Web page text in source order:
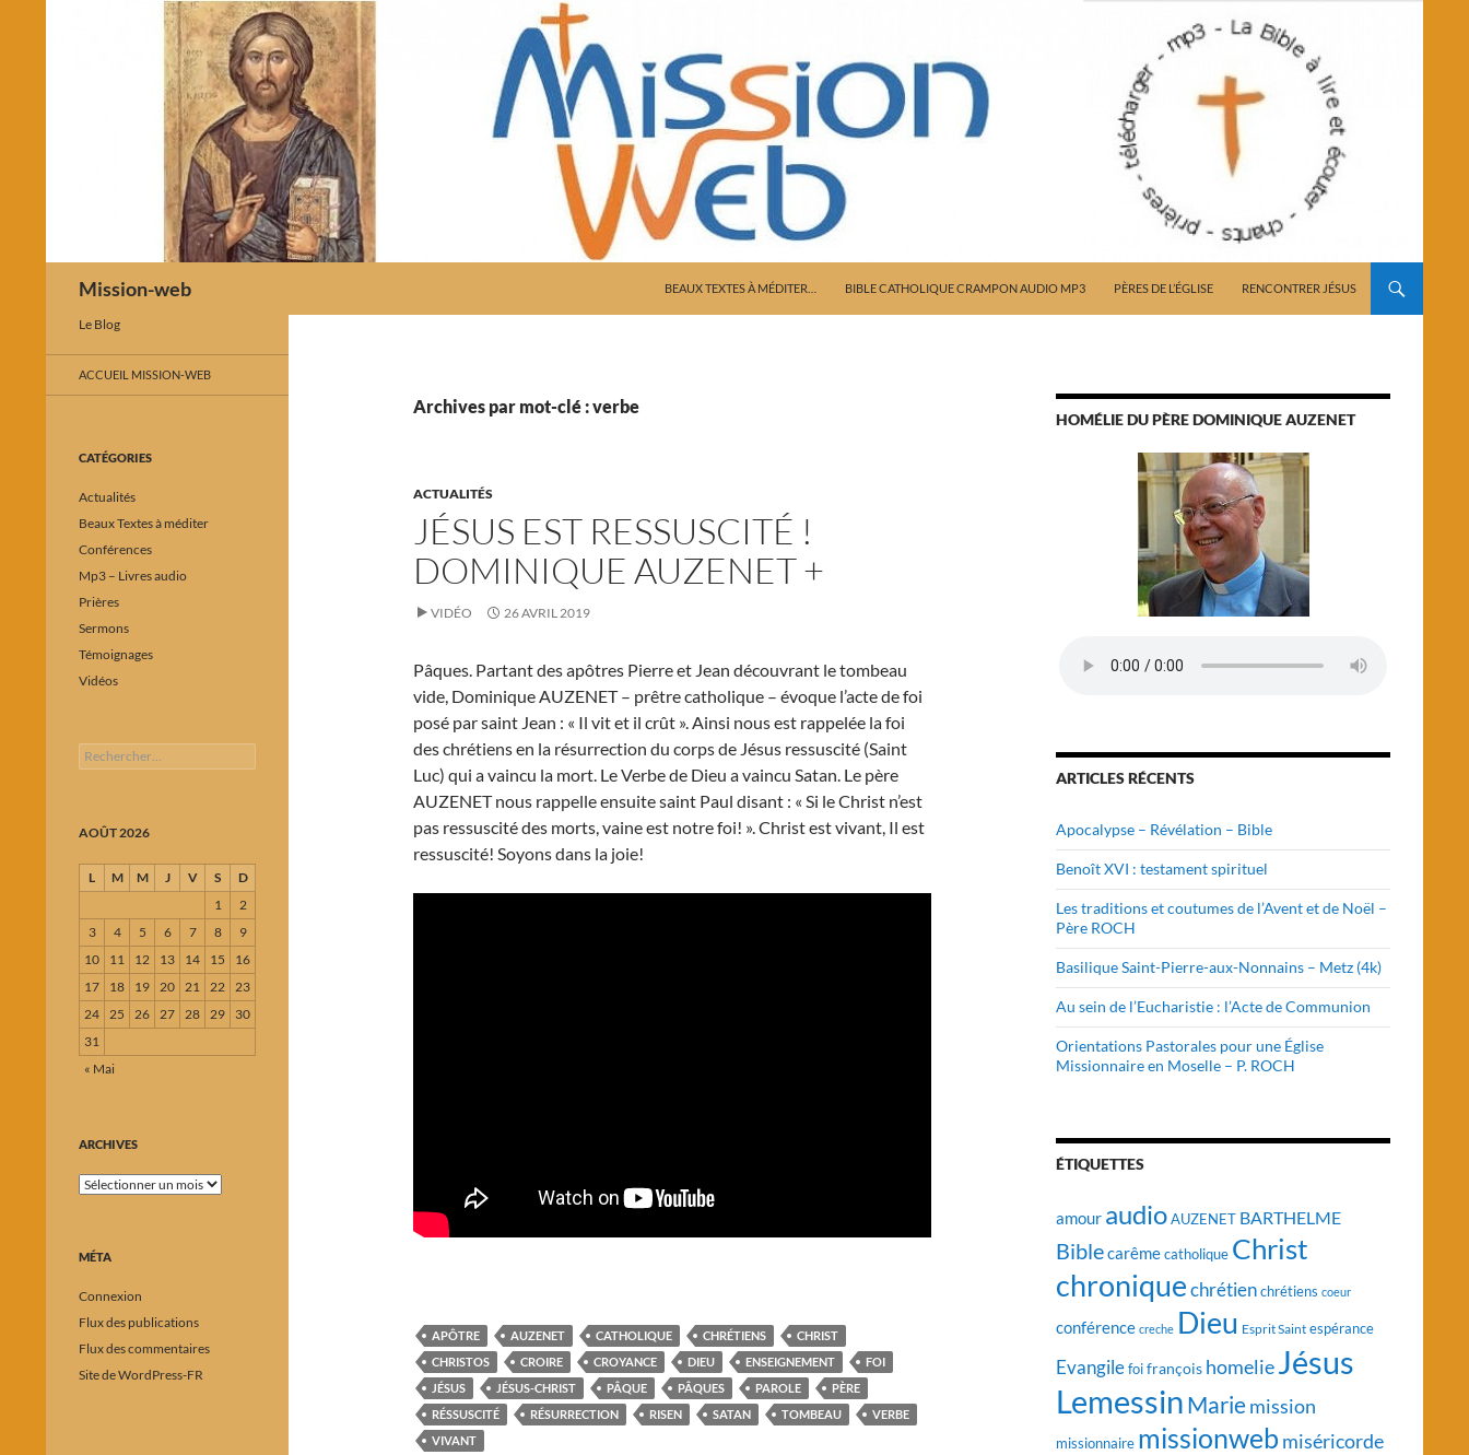
Mission-web
BEAUX TEXTES À MÉDITER…
BIBLE CATHOLIQUE CRAMPON AUDIO MP3 PÈRES DE L’ÉGLISE RENCONTRER JÉSUS
Archives par mot-clé : verbe
ACTUALITÉS
JÉSUS EST RESSUSCITÉ !
DOMINIQUE AUZENET +
VIDÉO 26 AVRIL 2019
Pâques. Partant des apôtres Pierre et Jean découvrant le tombeau
vide, Dominique AUZENET – prêtre catholique – évoque l’acte de foi
posé par saint Jean : « Il vit et il crût ». Ainsi nous est rappelée la foi
des chrétiens en la résurrection du corps de Jésus ressuscité (Saint
Luc) qui a vaincu la mort. Le Verbe de Dieu a vaincu Satan. Le père
AUZENET nous rappelle ensuite saint Paul disant : « Si le Christ n’est
pas ressuscité des morts, vaine est notre foi! ». Christ est vivant, Il est
ressuscité! Soyons dans la joie!
APÔTRE AUZENET CATHOLIQUE CHRÉTIENS
CHRIST
CHRISTOS
CROIRE CROYANCE DIEU ENSEIGNEMENT
FOI
JÉSUS
JÉSUS-CHRIST PÂQUE PÂQUES PAROLE
PÈRE
RÉSSUSCITÉ
RÉSURRECTION RISEN SATAN TOMBEAU
VERBE
VIVANT
HOMÉLIE DU PÈRE DOMINIQUE AUZENET
ARTICLES RÉCENTS
Apocalypse – Révélation – Bible
Benoît XVI : testament spirituel
Les traditions et coutumes de l’Avent et de Noël –
Père ROCH
Basilique Saint-Pierre-aux-Nonnains – Metz (4k)
Au sein de l’Eucharistie : l’Acte de Communion
Orientations Pastorales pour une Église
Missionnaire en Moselle – P. ROCH
ÉTIQUETTES
amour audioAUZENET BARTHELME
Biblecarêmecatholique Christ
chronique chrétienchrétiens coeur
conférence creche Dieu Esprit Saint espérance
Evangilefoifrançois homelieJésus
LemessinMariemission
missionnaire missionweb miséricorde
Le Blog
ACCUEIL MISSION-WEB
CATÉGORIES
Actualités
Beaux Textes à méditer
Conférences
Mp3 – Livres audio
Prières
Sermons
Témoignages
Vidéos
Rechercher :
AOÛT 2026
L M M J V S
D
1
2
3
4 5 6 7 8
9
10
11 12 13 14 15
16
17
18 19 20 21 22 23
24 25 26 27 28 29
30
31
« Mai
ARCHIVES
Archives
MÉTA
Connexion
Flux des publications
Flux des commentaires
Site de WordPress-FR